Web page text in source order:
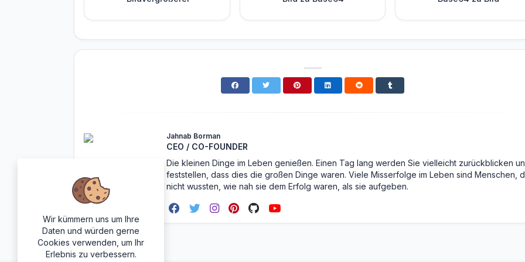
Jahnab Borman
CEO / CO-FOUNDER
Die kleinen Dinge im Leben genießen. Einen Tag lang werden Sie vielleicht zurückblicken
feststellen, dass dies die großen Dinge waren. Viele Misserfolge im Leben sind Menschen,
nicht wussten, wie nah sie dem Erfolg waren, als sie aufgeben.
Wir kümmern uns um Ihre
Daten und würden gerne
Cookies verwenden, um Ihr
Erlebnis zu verbessern.